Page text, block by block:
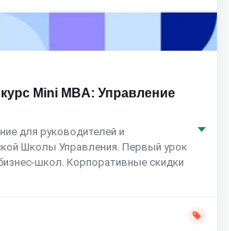
Mini MBA: Управление
для руководителей и
Школы Управления. Первый урок
школ. Корпоративные скидки